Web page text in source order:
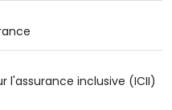
l'assurance inclusive (ICII)